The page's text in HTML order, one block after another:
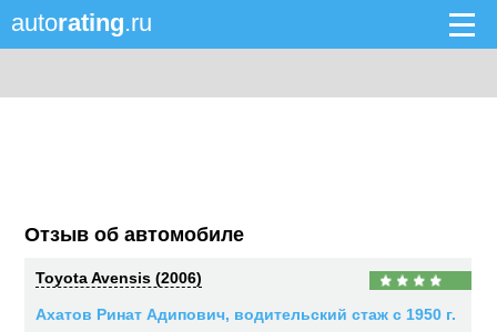
autorating.ru
Отзыв об автомобиле
Toyota Avensis (2006)
Ахатов Ринат Адипович, водительский стаж с 1950 г.